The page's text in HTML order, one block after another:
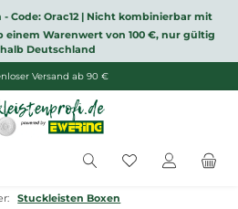
- Code: Orac12 | Nicht kombinierbar mit
Warenwert von 100 €, nur gültig
Deutschland
Versand ab 90 €
Du hast 0
Stuckleisten Boxen